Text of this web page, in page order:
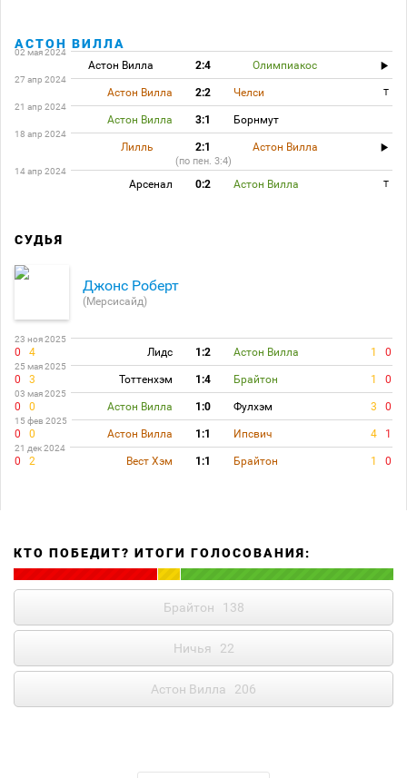
АСТОН ВИЛЛА
02 мая 2024
Астон Вилла 2:4 Олимпиакос
27 апр 2024
Астон Вилла 2:2 Челси
T
21 апр 2024
Астон Вилла 3:1 Борнмут
18 апр 2024
Лилль 2:1 Астон Вилла
(по пен. 3:4)
14 апр 2024
Арсенал 0:2 Астон Вилла T
СУДЬЯ
Джонс Роберт
(Мерсисайд)
23 ноя 2025
0 4 Лидс 1:2 Астон Вилла 1 0
25 мая 2025
0 3 Тоттенхэм 1:4 Брайтон 1 0
03 мая 2025
0 0 Астон Вилла 1:0 Фулхэм 3 0
15 фев 2025
0 0 Астон Вилла 1:1 Ипсвич 4 1
21 дек 2024
0 2 Вест Хэм 1:1 Брайтон 1 0
КТО ПОБЕДИТ? ИТОГИ ГОЛОСОВАНИЯ:
Брайтон 138
Ничья 22
Астон Вилла 206